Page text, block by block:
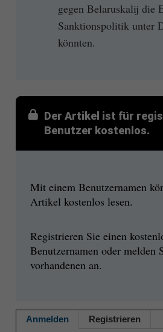
gegen Belaruskalij die
Sanktionspolitik unter
könnten.
Der Artikel ist für
Benutzer kostenlos.
Mit einem Benutzernamen
Artikel kostenlos lesen.
Registrieren Sie einen
Benutzernamen oder melden
vorhandenen an.
Anmelden Registrieren